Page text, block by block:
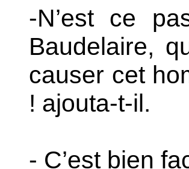
-N’est ce
Baudelaire,
causer cet
! ajouta-t-il.
- C’est bien